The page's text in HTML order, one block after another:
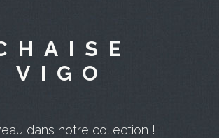
VIGO
dans notre collection !